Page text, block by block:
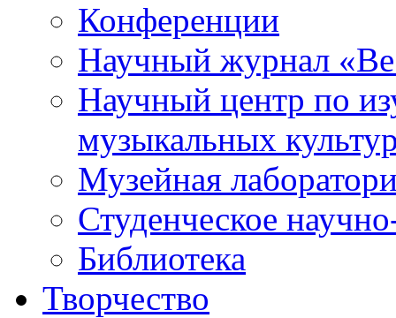
Конференции
Научный журнал
Научный центр по
музыкальных
Музейная
Студенческое
Библиотека
Творчество